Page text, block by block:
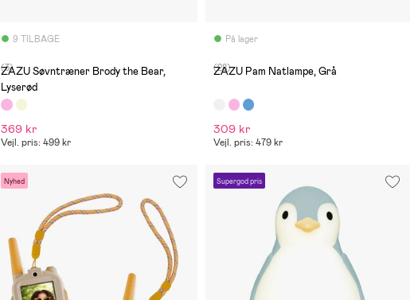
9 TILBAGE
(3)
ZAZU Søvntræner Brody the Bear,
Lyserød
369 kr
Vejl. pris: 499 kr
På lager
(28)
ZAZU Pam Natlampe, Grå
309 kr
Vejl. pris: 479 kr
Nyhed Supergod pris